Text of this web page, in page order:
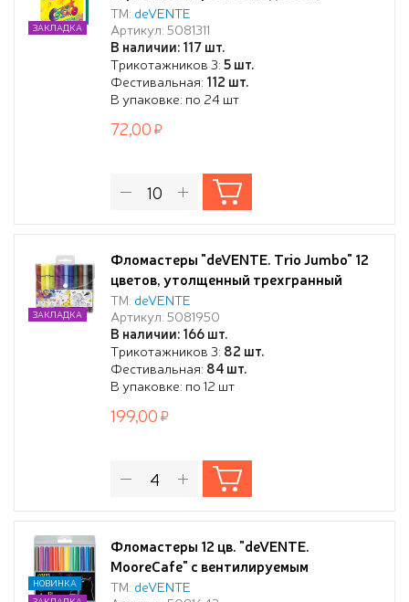
вентилируемый колпачок
ТМ: deVENTE
Артикул: 5081311
В наличии: 117 шт.
Трикотажников 3:5 шт.
Фестивальная: 112 шт.
В упаковке: по 24 шт
ЗАКЛАДКА
72,00
Фломастеры "deVENTE. Trio Jumbo" 12
цветов, утолщенный трехгранный
корпус 10x129 мм, с вентилируемым
колпачком, в пластиковом блистере
ТМ: deVENTE
Артикул: 5081950
В наличии: 166 шт.
Трикотажников 3: 82 шт.
Фестивальная: 84 шт.
В упаковке: по 12 шт
ЗАКЛАДКА
199,00
Фломастеры 12 цв. "deVENTE.
MooreCafe" с вентилируемым
колпачком, в пластиковом блистере
ТМ: deVENTE
НОВИНКА